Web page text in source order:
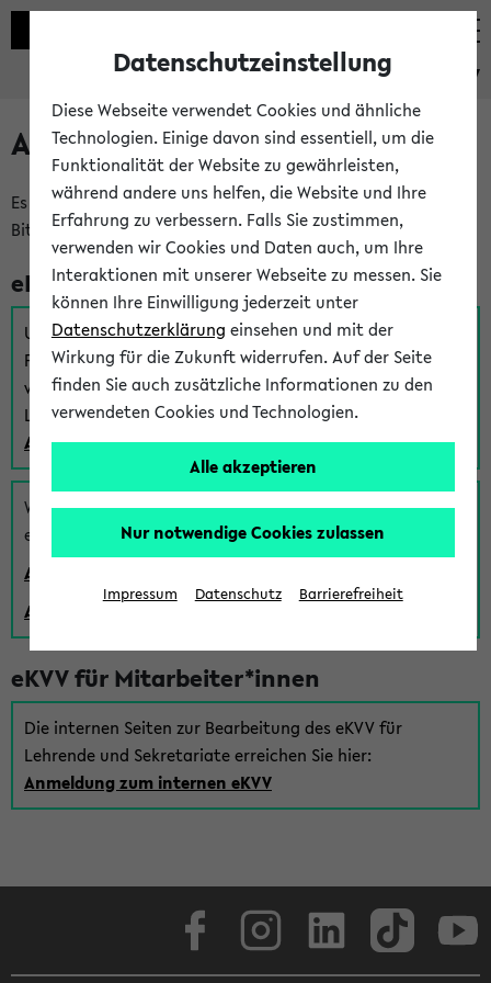
eKVV
Anmeldung am eKVV
Es gibt mehrere Möglichkeiten zur Anmeldung am eKVV.
Bitte wählen Sie die für Sie richtige aus:
eKVV für Studierende
Um sich einen Stundenplan zu erstellen und alle weiteren
Funktionen des eKVVs für Studierende zu nutzen,
verwenden Sie diesen Link zur Anmeldung über Ihr Uni
Login:
Anmeldung zum eKVV der Studierenden
Wenn Sie (noch) kein Uni Login haben, können Sie das
eKVV auch über einen Gastzugang verwenden:
Anmeldung über einen vorhandenen Gastzugang
Anlegen eines neuen Gastzugangs
eKVV für Mitarbeiter*innen
Die internen Seiten zur Bearbeitung des eKVV für
Lehrende und Sekretariate erreichen Sie hier:
Anmeldung zum internen eKVV
Datenschutzeinstellung
Diese Webseite verwendet Cookies und ähnliche
Technologien. Einige davon sind essentiell, um die
Funktionalität der Website zu gewährleisten,
während andere uns helfen, die Website und Ihre
Erfahrung zu verbessern. Falls Sie zustimmen,
verwenden wir Cookies und Daten auch, um Ihre
Interaktionen mit unserer Webseite zu messen. Sie
können Ihre Einwilligung jederzeit unter
Datenschutzerklärung einsehen und mit der
Wirkung für die Zukunft widerrufen. Auf der Seite
finden Sie auch zusätzliche Informationen zu den
verwendeten Cookies und Technologien.
Alle akzeptieren
Nur notwendige Cookies zulassen
Impressum Datenschutz Barrierefreiheit